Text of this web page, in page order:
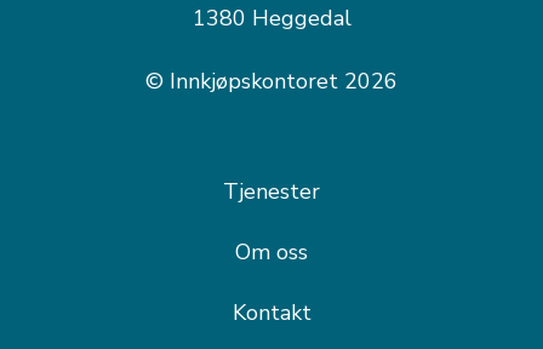
1380 Heggedal
© Innkjøpskontoret 2026
Tjenester
Om oss
Kontakt